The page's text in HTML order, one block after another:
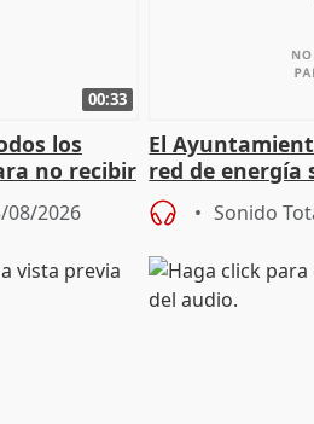
00:33
los
no recibir
08/2026
El
red de energía
autoconsumo
Sonido